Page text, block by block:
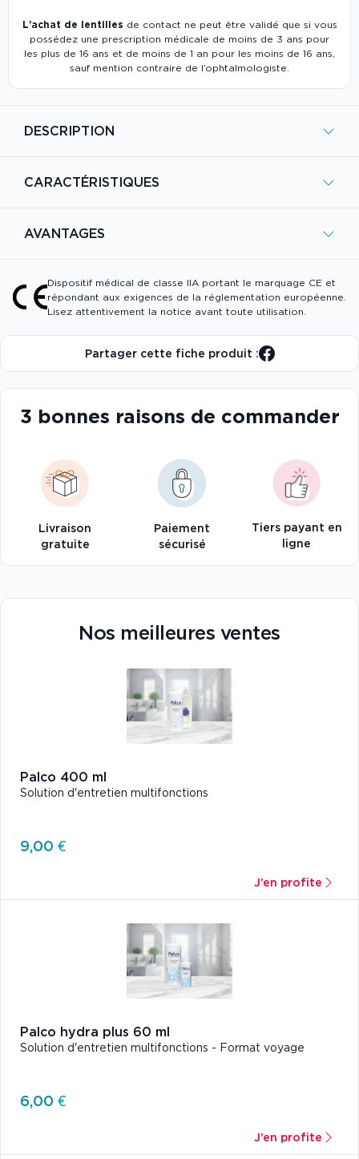
DESCRIPTION
CARACTÉRISTIQUES
AVANTAGES
Dispositif médical de classe IIA portant le marquage CE et
répondant aux exigences de la réglementation européenne.
Lisez attentivement la notice avant toute utilisation.
Partager cette fiche produit :
L’achat de lentilles de contact ne peut être validé que si vous
possédez une prescription médicale de moins de 3 ans pour
les plus de 16 ans et de moins de 1 an pour les moins de 16 ans,
sauf mention contraire de l’ophtalmologiste.
3 bonnes raisons de commander
Livraison
gratuite
Paiement
sécurisé
Tiers payant en
ligne
Nos meilleures ventes
Palco 400 ml
Solution d'entretien multifonctions
9,00 €
J’en profite
Palco hydra plus 60 ml
Solution d'entretien multifonctions - Format voyage
6,00 €
J’en profite